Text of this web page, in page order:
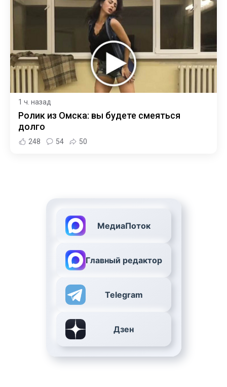
1 ч. назад
Ролик из Омска: вы будете смеяться
долго
248 54 50
МедиаПоток
Главный редактор
Telegram
Дзен